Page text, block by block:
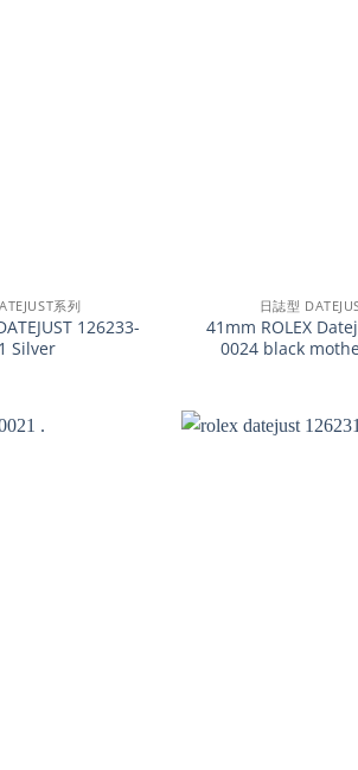
系列
126233-
Silver
日誌型
41mm ROLEX
0024 black